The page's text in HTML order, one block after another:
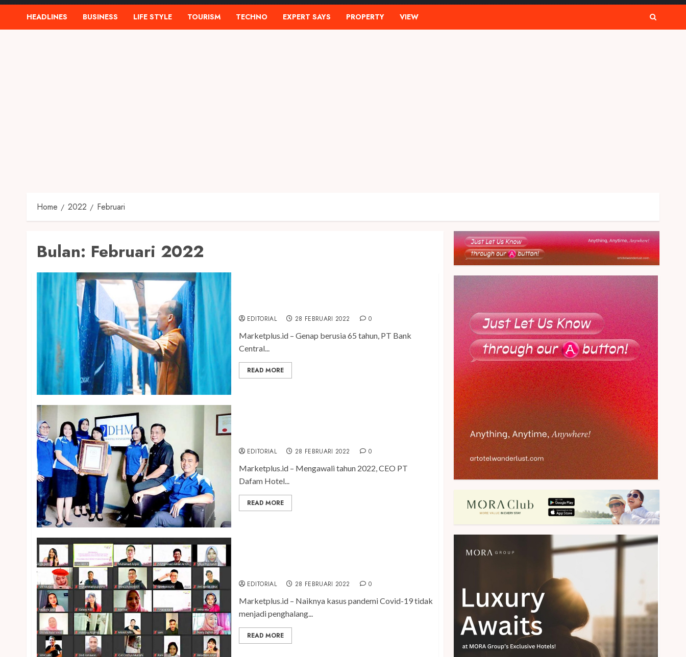
HEADLINES BUSINESS LIFE STYLE TOURISM TECHNO EXPERT SAYS PROPERTY VIEW
Home 2022 Februari
Bulan: Februari 2022
EDITORIAL 28 FEBRUARI 2022 0
Marketplus.id – Genap berusia 65 tahun, PT Bank
Central...
READ MORE
EDITORIAL 28 FEBRUARI 2022 0
Marketplus.id – Mengawali tahun 2022, CEO PT
Dafam Hotel...
READ MORE
EDITORIAL 28 FEBRUARI 2022 0
Marketplus.id – Naiknya kasus pandemi Covid-19 tidak
menjadi penghalang...
READ MORE